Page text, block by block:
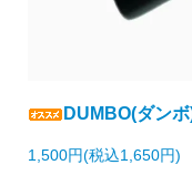
DUMBO(ダン
1,500円(税込1,650円)